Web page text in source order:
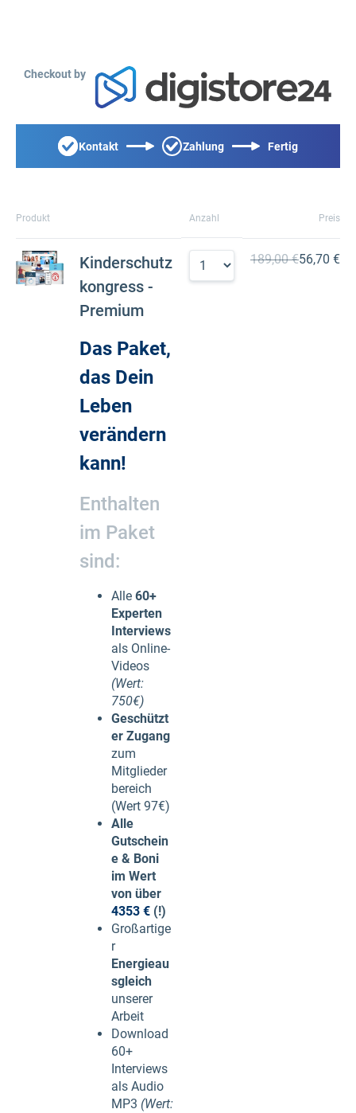
Checkout by
Kontakt Zahlung Fertig
Produkt Anzahl Preis
Kinderschutz
kongress -
Premium
Das Paket,
das Dein
Leben
verändern
kann!
Enthalten
im Paket
sind:
Alle 60+
Experten
Interviews
als Online-
Videos
(Wert:
750€)
Geschützt
er Zugang
zum
Mitglieder
bereich
(Wert 97€)
Alle
Gutschein
e & Boni
im Wert
von über
4353 € (!)
Großartige
r
Energieau
sgleich
unserer
Arbeit
Download
60+
Interviews
als Audio
MP3 (Wert:
189,00 €56,70 €